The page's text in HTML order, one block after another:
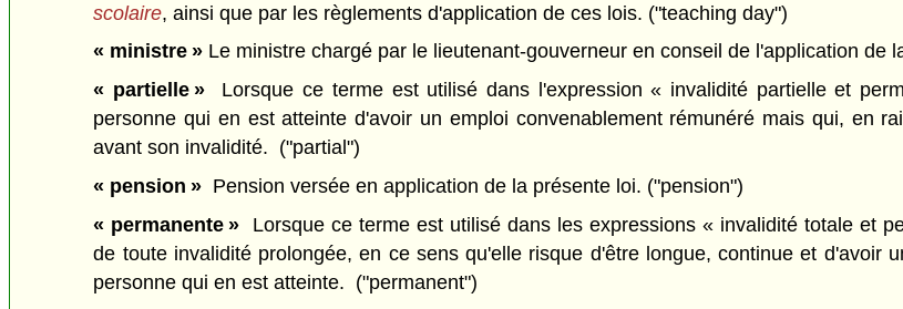
scolaire, ainsi que par les règlements d'application de ces lois. ("teaching day")
« ministre » Le ministre chargé par le lieutenant-gouverneur en conseil de l'application de
« partielle » Lorsque ce terme est utilisé dans l'expression « invalidité partielle et
personne qui en est atteinte d'avoir un emploi convenablement rémunéré mais qui, en
avant son invalidité. ("partial")
« pension » Pension versée en application de la présente loi. ("pension")
« permanente » Lorsque ce terme est utilisé dans les expressions « invalidité totale et
de toute invalidité prolongée, en ce sens qu'elle risque d'être longue, continue et d'avoir
personne qui en est atteinte. ("permanent")